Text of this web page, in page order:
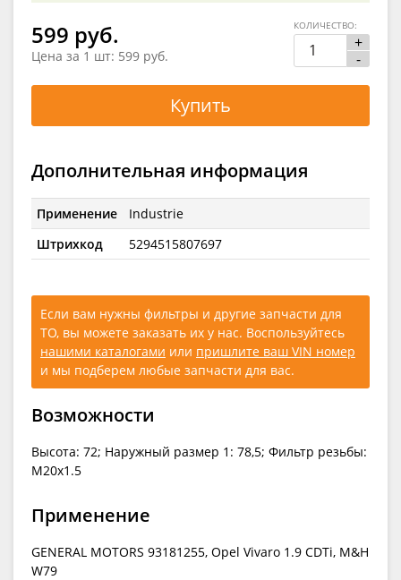
599 руб.
Цена за 1 шт: 599 руб.
+
-
КОЛИЧЕСТВО:
Купить
Дополнительная информация
Применение
Industrie
Штрихкод
5294515807697
Если вам нужны фильтры и другие запчасти для
ТО, вы можете заказать их у нас. Воспользуйтесь
нашими каталогами или пришлите ваш VIN номер
и мы подберем любые запчасти для вас.
Возможности
Высота: 72; Наружный размер 1: 78,5; Фильтр резьбы:
M20x1.5
Применение
GENERAL MOTORS 93181255, Opel Vivaro 1.9 CDTi, M&H
W79